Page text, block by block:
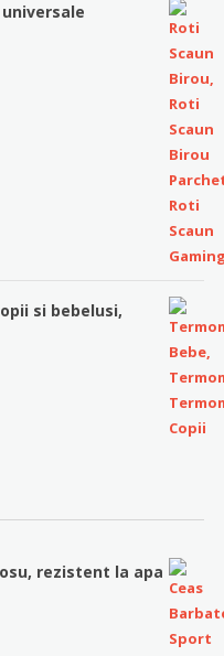
si bebelusi,
rezistent la apa